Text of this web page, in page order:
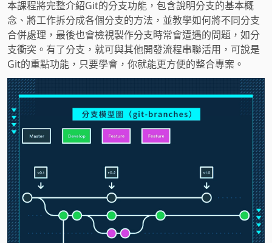
本課程將完整介紹Git的分支功能，包含說明分支的基本概
念、將工作拆分成各個分支的方法，並教學如何將不同分支
合併處理，最後也會檢視製作分支時常會遭遇的問題，如分
支衝突。有了分支，就可與其他開發流程串聯活用，可說是
Git的重點功能，只要學會，你就能更方便的整合專案。